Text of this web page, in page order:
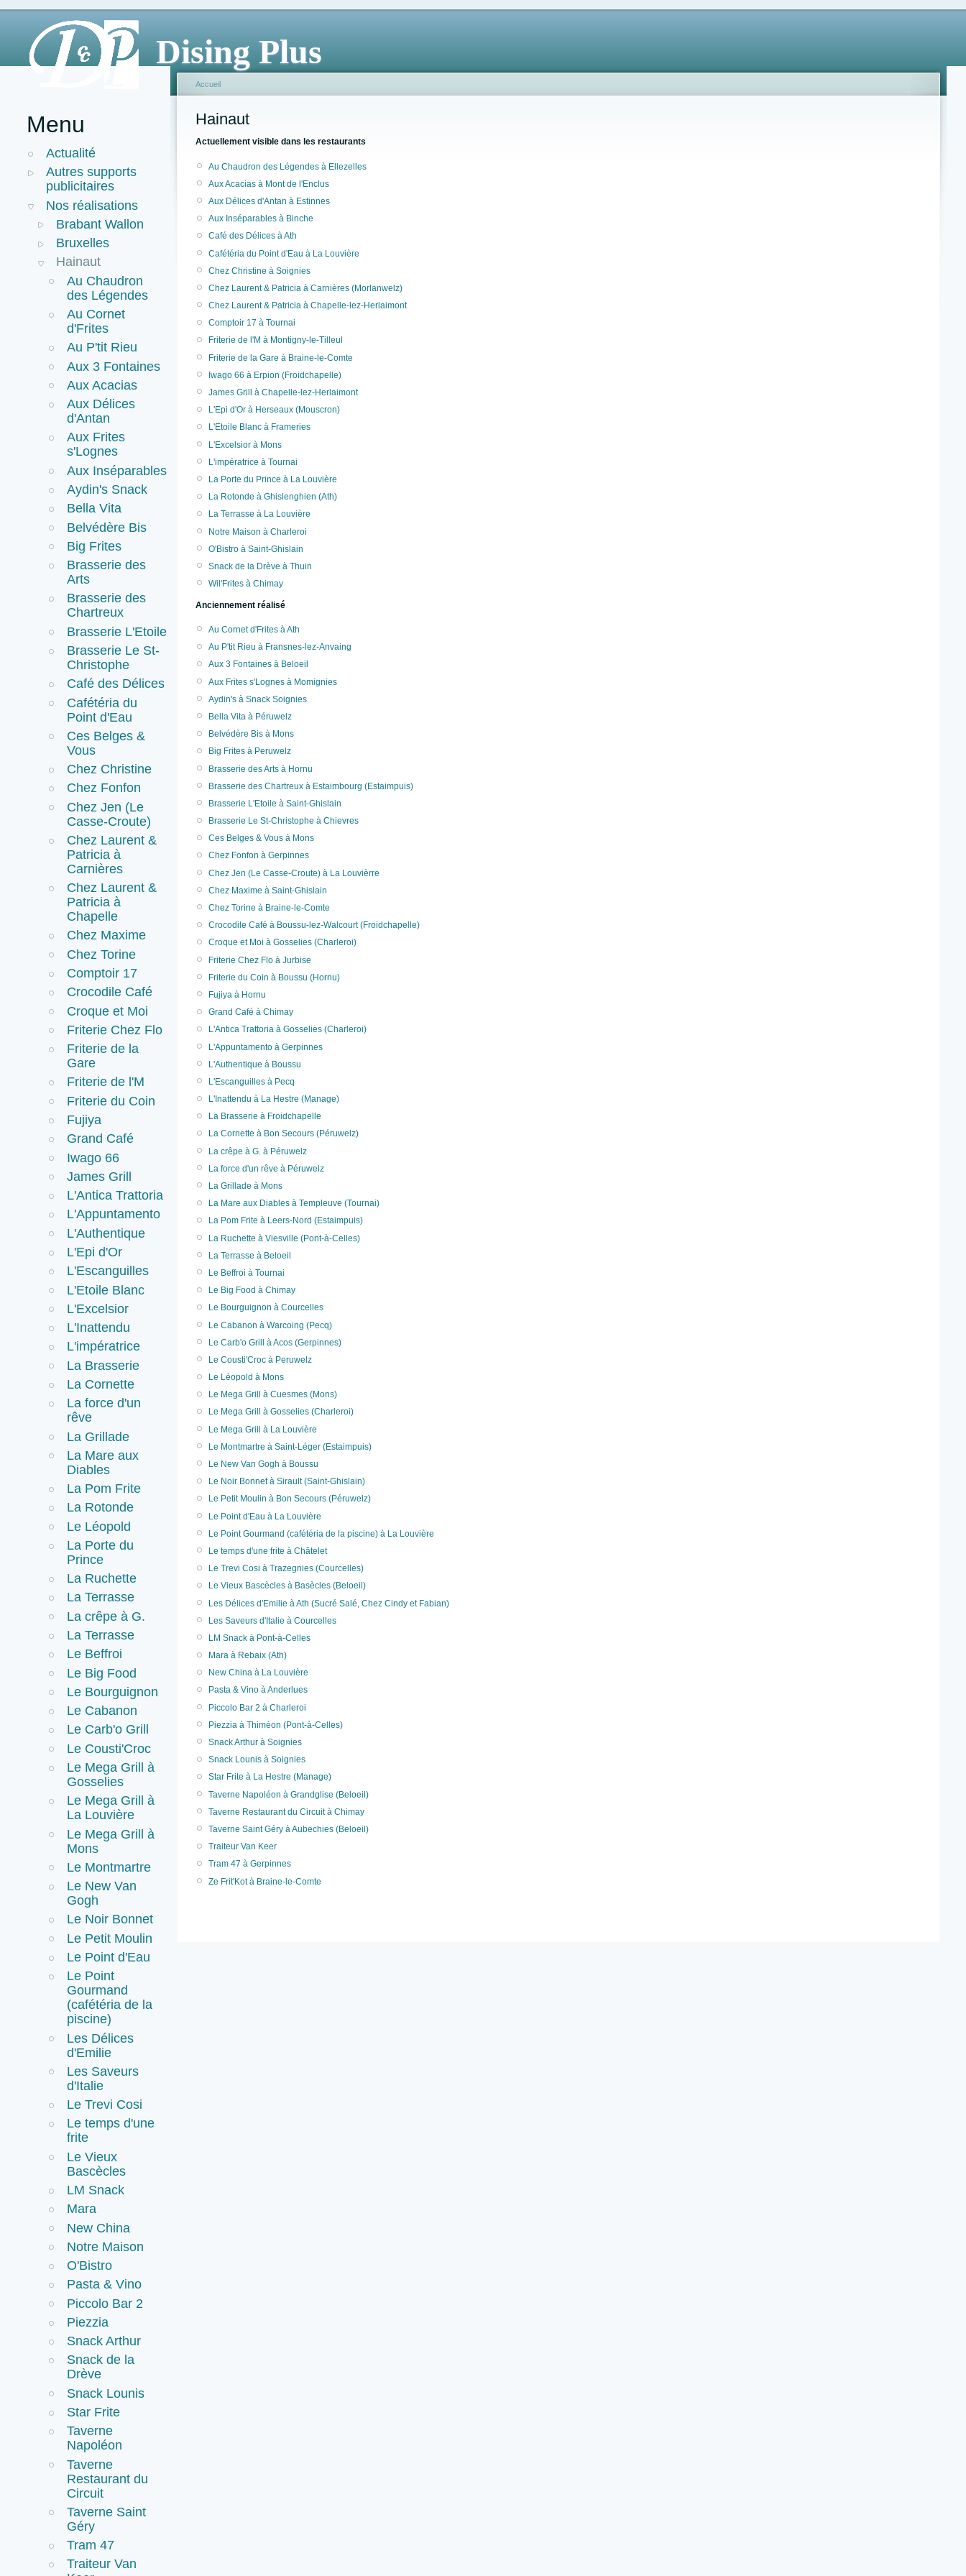
Dising Plus
Menu
Actualité
Autres supports
publicitaires
Nos réalisations
Brabant Wallon
Bruxelles
Hainaut
Au Chaudron
des Légendes
Au Cornet
d'Frites
Au P'tit Rieu
Aux 3 Fontaines
Aux Acacias
Aux Délices
d'Antan
Aux Frites
s'Lognes
Aux Inséparables
Aydin's Snack
Bella Vita
Belvédère Bis
Big Frites
Brasserie des
Arts
Brasserie des
Chartreux
Brasserie L'Etoile
Brasserie Le St-
Christophe
Café des Délices
Cafétéria du
Point d'Eau
Ces Belges &
Vous
Chez Christine
Chez Fonfon
Chez Jen (Le
Casse-Croute)
Chez Laurent &
Patricia à
Carnières
Chez Laurent &
Patricia à
Chapelle
Chez Maxime
Chez Torine
Comptoir 17
Crocodile Café
Croque et Moi
Friterie Chez Flo
Friterie de la
Gare
Friterie de l'M
Friterie du Coin
Fujiya
Grand Café
Iwago 66
James Grill
L'Antica Trattoria
L'Appuntamento
L'Authentique
L'Epi d'Or
L'Escanguilles
L'Etoile Blanc
L'Excelsior
L'Inattendu
L'impératrice
La Brasserie
La Cornette
La force d'un
rêve
La Grillade
La Mare aux
Diables
La Pom Frite
La Rotonde
Le Léopold
La Porte du
Prince
La Ruchette
La Terrasse
La crêpe à G.
La Terrasse
Le Beffroi
Le Big Food
Le Bourguignon
Le Cabanon
Le Carb'o Grill
Le Cousti'Croc
Le Mega Grill à
Gosselies
Le Mega Grill à
La Louvière
Le Mega Grill à
Mons
Le Montmartre
Le New Van
Gogh
Le Noir Bonnet
Le Petit Moulin
Le Point d'Eau
Le Point
Gourmand
(cafétéria de la
piscine)
Les Délices
d'Emilie
Les Saveurs
d'Italie
Le Trevi Cosi
Le temps d'une
frite
Le Vieux
Bascècles
LM Snack
Mara
New China
Notre Maison
O'Bistro
Pasta & Vino
Piccolo Bar 2
Piezzia
Snack Arthur
Snack de la
Drève
Snack Lounis
Star Frite
Taverne
Napoléon
Taverne
Restaurant du
Circuit
Taverne Saint
Géry
Tram 47
Traiteur Van
Accueil
Hainaut
Actuellement visible dans les restaurants
Au Chaudron des Légendes à Ellezelles
Aux Acacias à Mont de l'Enclus
Aux Délices d'Antan à Estinnes
Aux Inséparables à Binche
Café des Délices à Ath
Cafétéria du Point d'Eau à La Louvière
Chez Christine à Soignies
Chez Laurent & Patricia à Carnières (Morlanwelz)
Chez Laurent & Patricia à Chapelle-lez-Herlaimont
Comptoir 17 à Tournai
Friterie de l'M à Montigny-le-Tilleul
Friterie de la Gare à Braine-le-Comte
Iwago 66 à Erpion (Froidchapelle)
James Grill à Chapelle-lez-Herlaimont
L'Epi d'Or à Herseaux (Mouscron)
L'Etoile Blanc à Frameries
L'Excelsior à Mons
L'impératrice à Tournai
La Porte du Prince à La Louvière
La Rotonde à Ghislenghien (Ath)
La Terrasse à La Louvière
Notre Maison à Charleroi
O'Bistro à Saint-Ghislain
Snack de la Drève à Thuin
Wil'Frites à Chimay
Anciennement réalisé
Au Cornet d'Frites à Ath
Au P'tit Rieu à Fransnes-lez-Anvaing
Aux 3 Fontaines à Beloeil
Aux Frites s'Lognes à Momignies
Aydin's à Snack Soignies
Bella Vita à Péruwelz
Belvédère Bis à Mons
Big Frites à Peruwelz
Brasserie des Arts à Hornu
Brasserie des Chartreux à Estaimbourg (Estaimpuis)
Brasserie L'Etoile à Saint-Ghislain
Brasserie Le St-Christophe à Chievres
Ces Belges & Vous à Mons
Chez Fonfon à Gerpinnes
Chez Jen (Le Casse-Croute) à La Louvièrre
Chez Maxime à Saint-Ghislain
Chez Torine à Braine-le-Comte
Crocodile Café à Boussu-lez-Walcourt (Froidchapelle)
Croque et Moi à Gosselies (Charleroi)
Friterie Chez Flo à Jurbise
Friterie du Coin à Boussu (Hornu)
Fujiya à Hornu
Grand Café à Chimay
L'Antica Trattoria à Gosselies (Charleroi)
L'Appuntamento à Gerpinnes
L'Authentique à Boussu
L'Escanguilles à Pecq
L'Inattendu à La Hestre (Manage)
La Brasserie à Froidchapelle
La Cornette à Bon Secours (Péruwelz)
La crêpe à G. à Péruwelz
La force d'un rêve à Péruwelz
La Grillade à Mons
La Mare aux Diables à Templeuve (Tournai)
La Pom Frite à Leers-Nord (Estaimpuis)
La Ruchette à Viesville (Pont-à-Celles)
La Terrasse à Beloeil
Le Beffroi à Tournai
Le Big Food à Chimay
Le Bourguignon à Courcelles
Le Cabanon à Warcoing (Pecq)
Le Carb'o Grill à Acos (Gerpinnes)
Le Cousti'Croc à Peruwelz
Le Léopold à Mons
Le Mega Grill à Cuesmes (Mons)
Le Mega Grill à Gosselies (Charleroi)
Le Mega Grill à La Louvière
Le Montmartre à Saint-Léger (Estaimpuis)
Le New Van Gogh à Boussu
Le Noir Bonnet à Sirault (Saint-Ghislain)
Le Petit Moulin à Bon Secours (Péruwelz)
Le Point d'Eau à La Louvière
Le Point Gourmand (cafétéria de la piscine) à La Louvière
Le temps d'une frite à Châtelet
Le Trevi Cosi à Trazegnies (Courcelles)
Le Vieux Bascècles à Basècles (Beloeil)
Les Délices d'Emilie à Ath (Sucré Salé, Chez Cindy et Fabian)
Les Saveurs d'Italie à Courcelles
LM Snack à Pont-à-Celles
Mara à Rebaix (Ath)
New China à La Louvière
Pasta & Vino à Anderlues
Piccolo Bar 2 à Charleroi
Piezzia à Thiméon (Pont-à-Celles)
Snack Arthur à Soignies
Snack Lounis à Soignies
Star Frite à La Hestre (Manage)
Taverne Napoléon à Grandglise (Beloeil)
Taverne Restaurant du Circuit à Chimay
Taverne Saint Géry à Aubechies (Beloeil)
Traiteur Van Keer
Tram 47 à Gerpinnes
Ze Frit'Kot à Braine-le-Comte